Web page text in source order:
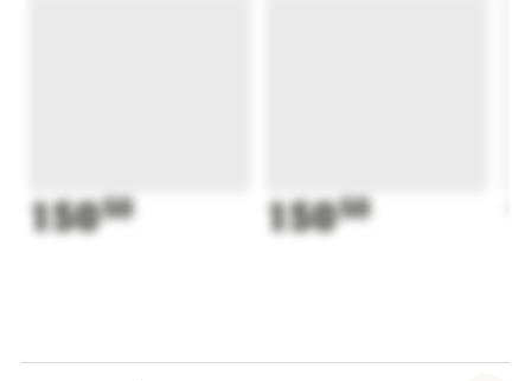
15050 15050